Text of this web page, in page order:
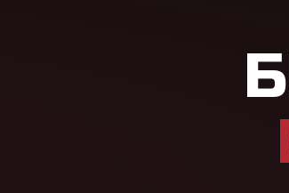
Варикоз
венозной
дают